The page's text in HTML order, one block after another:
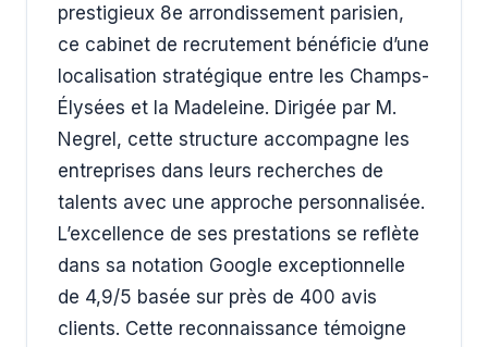
prestigieux 8e arrondissement parisien,
ce cabinet de recrutement bénéficie d’une
localisation stratégique entre les Champs-
Élysées et la Madeleine. Dirigée par M.
Negrel, cette structure accompagne les
entreprises dans leurs recherches de
talents avec une approche personnalisée.
L’excellence de ses prestations se reflète
dans sa notation Google exceptionnelle
de 4,9/5 basée sur près de 400 avis
clients. Cette reconnaissance témoigne